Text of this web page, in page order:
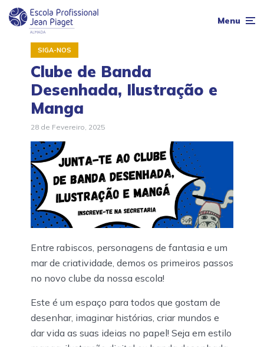
Menu
SIGA-NOS
Clube de Banda
Desenhada, Ilustração e
Manga
28 de Fevereiro, 2025
Entre rabiscos, personagens de fantasia e um
mar de criatividade, demos os primeiros passos
no novo clube da nossa escola!
Este é um espaço para todos que gostam de
desenhar, imaginar histórias, criar mundos e
dar vida as suas ideias no papel! Seja em estilo